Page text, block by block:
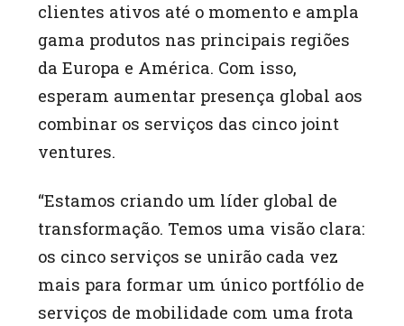
clientes ativos até o momento e ampla
gama produtos nas principais regiões
da Europa e América. Com isso,
esperam aumentar presença global aos
combinar os serviços das cinco joint
ventures.
“Estamos criando um líder global de
transformação. Temos uma visão clara:
os cinco serviços se unirão cada vez
mais para formar um único portfólio de
serviços de mobilidade com uma frota